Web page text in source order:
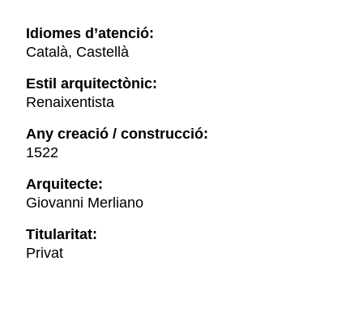
Idiomes d’atenció:
Català, Castellà
Estil arquitectònic:
Renaixentista
Any creació / construcció:
1522
Arquitecte:
Giovanni Merliano
Titularitat:
Privat